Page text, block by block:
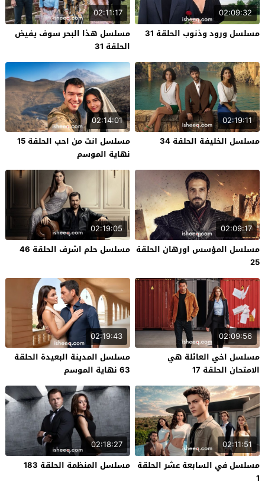
02:09:32
مسلسل ورود وذنوب الحلقة 31
02:11:17
مسلسل هذا البحر سوف يفيض
الحلقة 31
02:19:11
مسلسل الخليفة الحلقة 34
02:14:01
مسلسل انت من احب الحلقة 15
نهاية الموسم
02:09:17
مسلسل المؤسس اورهان الحلقة
25
02:19:05
مسلسل حلم اشرف الحلقة 46
02:09:56
مسلسل اخي العائلة هي
الامتحان الحلقة 17
02:19:43
مسلسل المدينة البعيدة الحلقة
63 نهاية الموسم
02:11:51
مسلسل في السابعة عشر الحلقة
1
02:18:27
مسلسل المنظمة الحلقة 183